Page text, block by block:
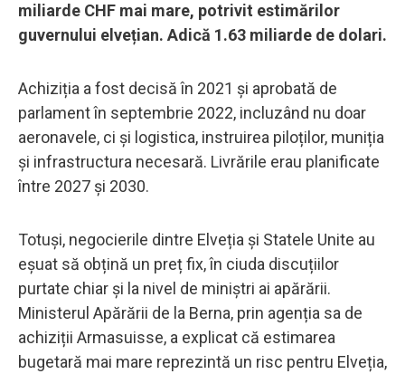
miliarde CHF mai mare, potrivit estimărilor
guvernului elvețian. Adică 1.63 miliarde de dolari.
Achiziția a fost decisă în 2021 și aprobată de
parlament în septembrie 2022, incluzând nu doar
aeronavele, ci și logistica, instruirea piloților, muniția
și infrastructura necesară. Livrările erau planificate
între 2027 și 2030.
Totuși, negocierile dintre Elveția și Statele Unite au
eșuat să obțină un preț fix, în ciuda discuțiilor
purtate chiar și la nivel de miniștri ai apărării.
Ministerul Apărării de la Berna, prin agenția sa de
achiziții Armasuisse, a explicat că estimarea
bugetară mai mare reprezintă un risc pentru Elveția,